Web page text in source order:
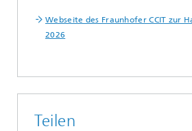
Webseite des Fraunhofer CCIT zur
2026
Teilen